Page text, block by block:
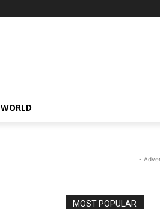
WORLD
-
MOST POPULAR